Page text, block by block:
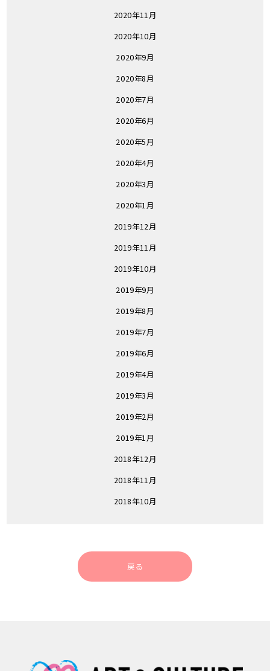
2020年11月
2020年10月
2020年9月
2020年8月
2020年7月
2020年6月
2020年5月
2020年4月
2020年3月
2020年1月
2019年12月
2019年11月
2019年10月
2019年9月
2019年8月
2019年7月
2019年6月
2019年4月
2019年3月
2019年2月
2019年1月
2018年12月
2018年11月
2018年10月
戻る